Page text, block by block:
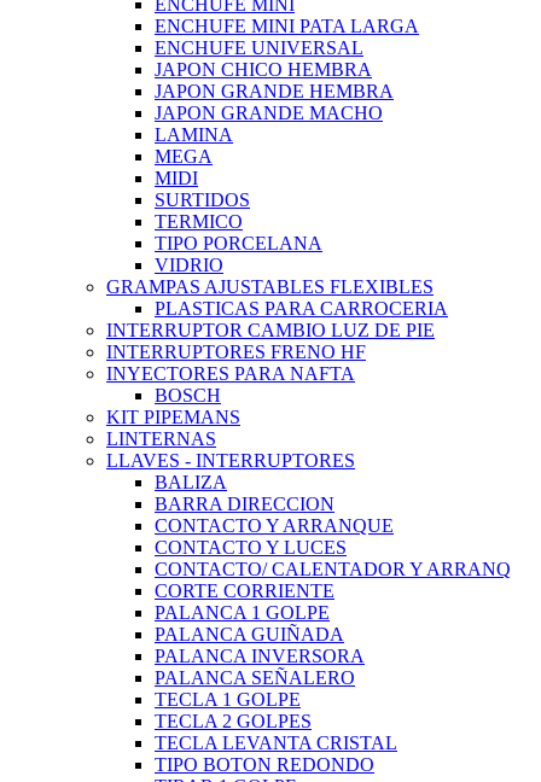
ENCHUFE MINI
ENCHUFE MINI PATA LARGA
ENCHUFE UNIVERSAL
JAPON CHICO HEMBRA
JAPON GRANDE HEMBRA
JAPON GRANDE MACHO
LAMINA
MEGA
MIDI
SURTIDOS
TERMICO
TIPO PORCELANA
VIDRIO
GRAMPAS AJUSTABLES FLEXIBLES
PLASTICAS PARA CARROCERIA
INTERRUPTOR CAMBIO LUZ DE PIE
INTERRUPTORES FRENO HF
INYECTORES PARA NAFTA
BOSCH
KIT PIPEMANS
LINTERNAS
LLAVES - INTERRUPTORES
BALIZA
BARRA DIRECCION
CONTACTO Y ARRANQUE
CONTACTO Y LUCES
CONTACTO/ CALENTADOR Y ARRANQ
CORTE CORRIENTE
PALANCA 1 GOLPE
PALANCA GUIÑADA
PALANCA INVERSORA
PALANCA SEÑALERO
TECLA 1 GOLPE
TECLA 2 GOLPES
TECLA LEVANTA CRISTAL
TIPO BOTON REDONDO